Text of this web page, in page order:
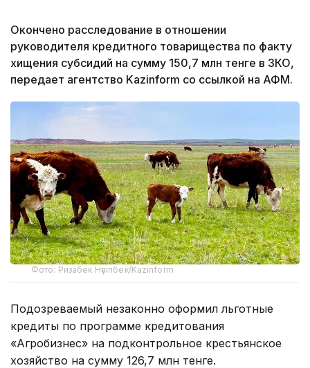
Окончено расследование в отношении
руководителя кредитного товарищества по факту
хищения субсидий на сумму 150,7 млн тенге в ЗКО,
передает агентство Kazinform со ссылкой на АФМ.
Фото: Ризабек Нүсіпбек/Kazinform
Подозреваемый незаконно оформил льготные
кредиты по программе кредитования
«Агробизнес» на подконтрольное крестьянское
хозяйство на сумму 126,7 млн тенге.